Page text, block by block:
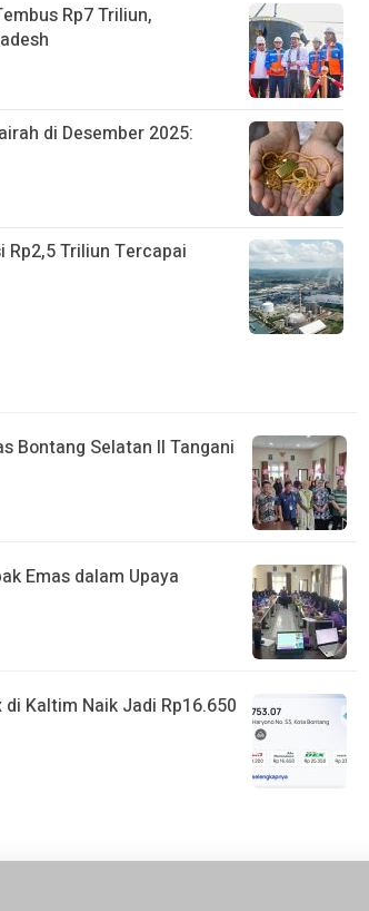
Rp7 Triliun,
di Desember 2025:
Rp2,5 Triliun Tercapai
Bontang Selatan II Tangani
Emas dalam Upaya
Kaltim Naik Jadi Rp16.650